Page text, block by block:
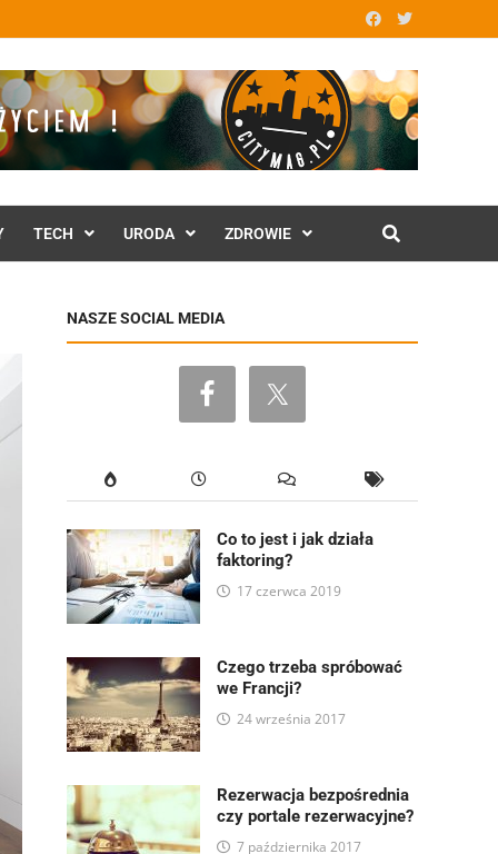
TECH URODA ZDROWIE
NASZE SOCIAL MEDIA
Co to jest i jak działa
faktoring?
17 czerwca 2019
Czego trzeba spróbować
we Francji?
24 września 2017
Rezerwacja bezpośrednia
czy portale rezerwacyjne?
7 października 2017